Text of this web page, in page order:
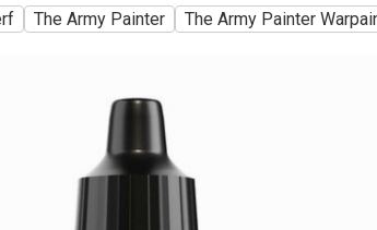
The Army Painter The Army Painter